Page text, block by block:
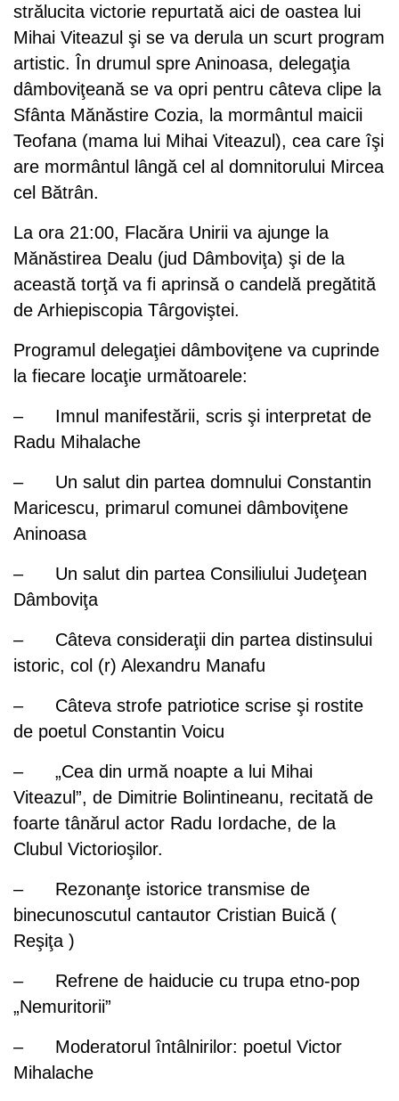
strălucita victorie repurtată aici de oastea lui
Mihai Viteazul şi se va derula un scurt program
artistic. În drumul spre Aninoasa, delegaţia
dâmboviţeană se va opri pentru câteva clipe la
Sfânta Mănăstire Cozia, la mormântul maicii
Teofana (mama lui Mihai Viteazul), cea care îşi
are mormântul lângă cel al domnitorului Mircea
cel Bătrân.
La ora 21:00, Flacăra Unirii va ajunge la
Mănăstirea Dealu (jud Dâmboviţa) şi de la
această torţă va fi aprinsă o candelă pregătită
de Arhiepiscopia Târgoviştei.
Programul delegaţiei dâmboviţene va cuprinde
la fiecare locaţie următoarele:
– Imnul manifestării, scris şi interpretat de
Radu Mihalache
– Un salut din partea domnului Constantin
Maricescu, primarul comunei dâmboviţene
Aninoasa
– Un salut din partea Consiliului Judeţean
Dâmboviţa
– Câteva consideraţii din partea distinsului
istoric, col (r) Alexandru Manafu
– Câteva strofe patriotice scrise şi rostite
de poetul Constantin Voicu
– „Cea din urmă noapte a lui Mihai
Viteazul”, de Dimitrie Bolintineanu, recitată de
foarte tânărul actor Radu Iordache, de la
Clubul Victorioşilor.
– Rezonanţe istorice transmise de
binecunoscutul cantautor Cristian Buică (
Reşiţa )
– Refrene de haiducie cu trupa etno-pop
„Nemuritorii”
– Moderatorul întâlnirilor: poetul Victor
Mihalache